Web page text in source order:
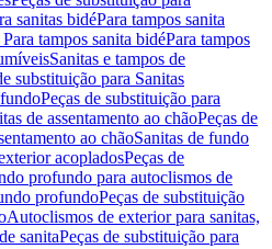
sanitas bidéPara tampos sanita
tampos sanita bidéPara tampos
Sanitas e tampos de
substituição para Sanitas
Peças de substituição para
de assentamento ao chãoPeças de
ao chãoSanitas de fundo
acopladosPeças de
profundo para autoclismos de
profundoPeças de substituição
Autoclismos de exterior para sanitas,
sanitaPeças de substituição para